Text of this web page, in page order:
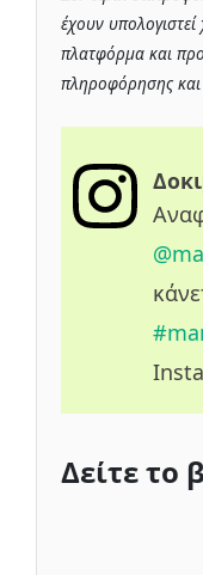
έχουν
πλατφόρμα και
πληροφόρησης
Δείτε το